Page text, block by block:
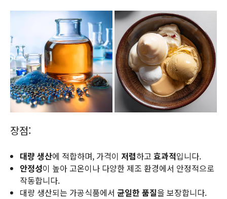
장점:
대량 생산에 적합하며, 가격이 저렴하고 효과적입니다.
안정성이 높아 고온이나 다양한 제조 환경에서 안정적으로
작동합니다.
대량 생산되는 가공식품에서 균일한 품질을 보장합니다.